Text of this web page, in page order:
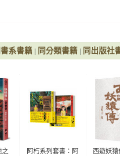
書系書籍 同分類書籍 同出版社
阿朽系列套書：阿 西遊妖